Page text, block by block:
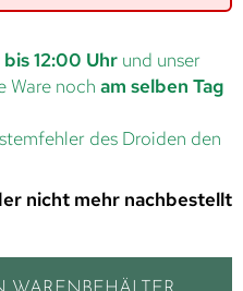
12:00 Uhr und unser
Ware noch am selben Tag
des Droiden den
nicht mehr nachbestellt